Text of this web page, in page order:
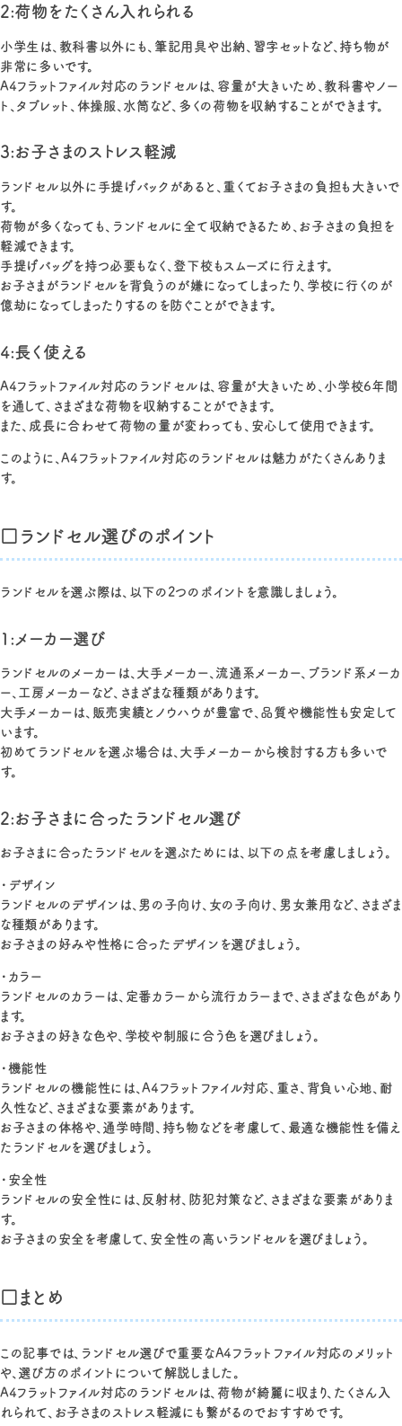
2:荷物をたくさん入れられる
小学生は、教科書以外にも、筆記用具や出納、習字セットなど、持ち物が
非常に多いです。
A4フラットファイル対応のランドセルは、容量が大きいため、教科書やノー
ト、タブレット、体操服、水筒など、多くの荷物を収納することができます。
3:お子さまのストレス軽減
ランドセル以外に手提げバックがあると、重くてお子さまの負担も大きいで
す。
荷物が多くなっても、ランドセルに全て収納できるため、お子さまの負担を
軽減できます。
手提げバッグを持つ必要もなく、登下校もスムーズに行えます。
お子さまがランドセルを背負うのが嫌になってしまったり、学校に行くのが
億劫になってしまったりするのを防ぐことができます。
4:長く使える
A4フラットファイル対応のランドセルは、容量が大きいため、小学校6年間
を通して、さまざまな荷物を収納することができます。
また、成長に合わせて荷物の量が変わっても、安心して使用できます。
このように、A4フラットファイル対応のランドセルは魅力がたくさんありま
す。
□ランドセル選びのポイント
ランドセルを選ぶ際は、以下の2つのポイントを意識しましょう。
1:メーカー選び
ランドセルのメーカーは、大手メーカー、流通系メーカー、ブランド系メーカ
ー、工房メーカーなど、さまざまな種類があります。
大手メーカーは、販売実績とノウハウが豊富で、品質や機能性も安定して
います。
初めてランドセルを選ぶ場合は、大手メーカーから検討する方も多いで
す。
2:お子さまに合ったランドセル選び
お子さまに合ったランドセルを選ぶためには、以下の点を考慮しましょう。
・デザイン
ランドセルのデザインは、男の子向け、女の子向け、男女兼用など、さまざま
な種類があります。
お子さまの好みや性格に合ったデザインを選びましょう。
・カラー
ランドセルのカラーは、定番カラーから流行カラーまで、さまざまな色があり
ます。
お子さまの好きな色や、学校や制服に合う色を選びましょう。
・機能性
ランドセルの機能性には、A4フラットファイル対応、重さ、背負い心地、耐
久性など、さまざまな要素があります。
お子さまの体格や、通学時間、持ち物などを考慮して、最適な機能性を備え
たランドセルを選びましょう。
・安全性
ランドセルの安全性には、反射材、防犯対策など、さまざまな要素がありま
す。
お子さまの安全を考慮して、安全性の高いランドセルを選びましょう。
□まとめ
この記事では、ランドセル選びで重要なA4フラットファイル対応のメリット
や、選び方のポイントについて解説しました。
A4フラットファイル対応のランドセルは、荷物が綺麗に収まり、たくさん入
れられて、お子さまのストレス軽減にも繋がるのでおすすめです。